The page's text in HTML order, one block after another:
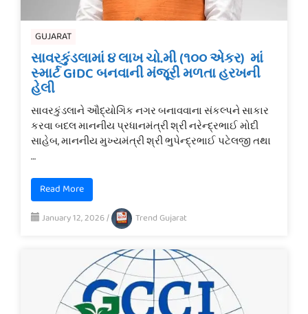
GUJARAT
સાવરકુંડલામાં ૪ લાખ ચો.મી (૧૦૦ એકર) માં
સ્માર્ટ GIDC બનવાની મંજૂરી મળતા હરખની
હેલી
સાવરકુંડલાને ઔદ્યોગિક નગર બનાવવાના સંકલ્પને સાકાર
કરવા બદલ માનનીય પ્રધાનમંત્રી શ્રી નરેન્દ્રભાઈ મોદી
સાહેબ, માનનીય મુખ્યમંત્રી શ્રી ભુપેન્દ્રભાઈ પટેલજી તથા
…
Read More
January 12, 2026/ Trend Gujarat